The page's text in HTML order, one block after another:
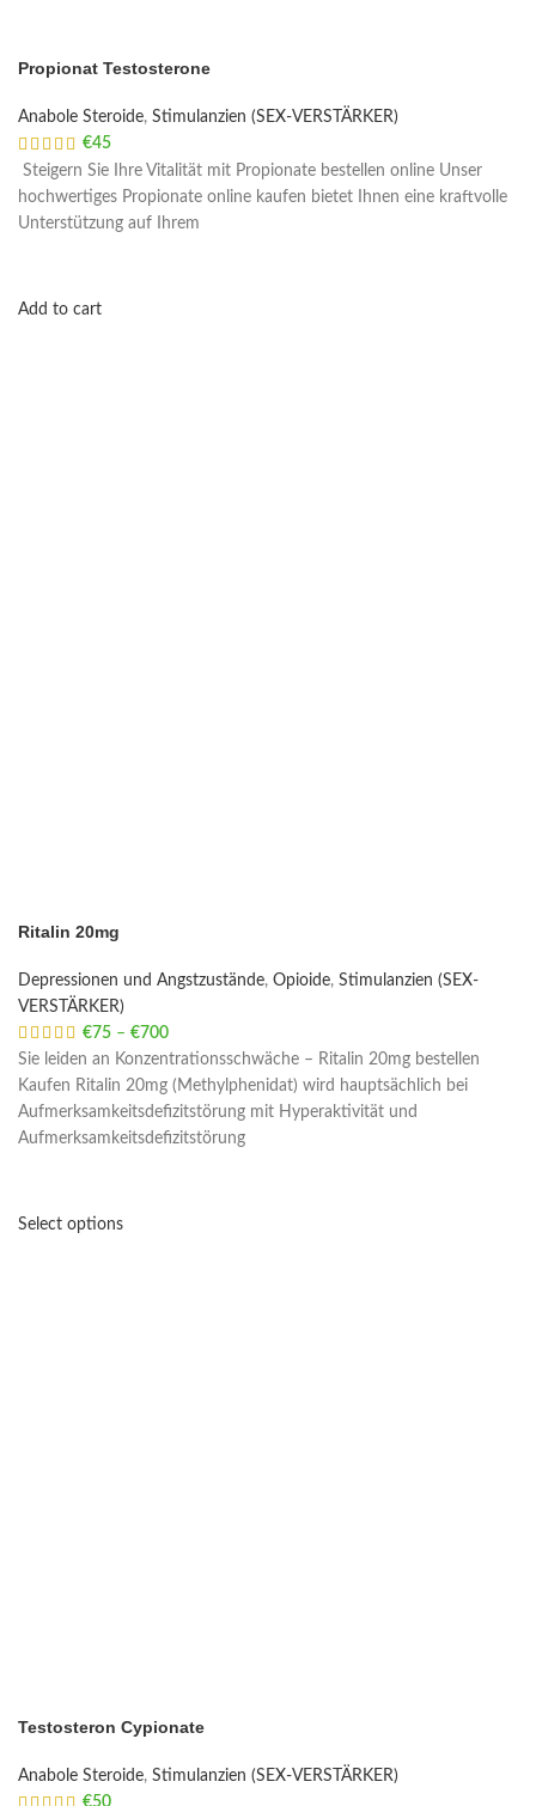
Propionat Testosterone
Anabole Steroide, Stimulanzien (SEX-VERSTÄRKER)
€45
Steigern Sie Ihre Vitalität mit Propionate bestellen online Unser
hochwertiges Propionate online kaufen bietet Ihnen eine kraftvolle
Unterstützung auf Ihrem
Add to cart
Ritalin 20mg
Depressionen und Angstzustände, Opioide, Stimulanzien (SEX-
VERSTÄRKER)
€75 – €700
Sie leiden an Konzentrationsschwäche – Ritalin 20mg bestellen
Kaufen Ritalin 20mg (Methylphenidat) wird hauptsächlich bei
Aufmerksamkeitsdefizitstörung mit Hyperaktivität und
Aufmerksamkeitsdefizitstörung
Select options
Testosteron Cypionate
Anabole Steroide, Stimulanzien (SEX-VERSTÄRKER)